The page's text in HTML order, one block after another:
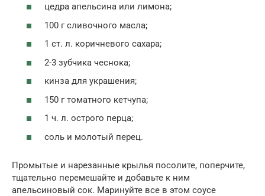
цедра апельсина или лимона;
100 г сливочного масла;
1 ст. л. коричневого сахара;
2-3 зубчика чеснока;
кинза для украшения;
150 г томатного кетчупа;
1 ч. л. острого перца;
соль и молотый перец.
Промытые и нарезанные крылья посолите, поперчите,
тщательно перемешайте и добавьте к ним
апельсиновый сок. Маринуйте все в этом соусе